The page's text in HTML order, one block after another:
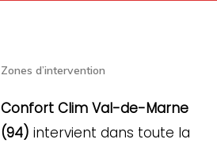
Zones d’intervention
Confort Clim Val-de-Marne
(94) intervient dans toute la